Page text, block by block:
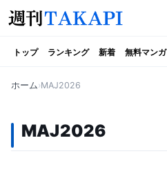
トップ ランキング 新着 無料マンガ
ホーム MAJ2026
MAJ2026